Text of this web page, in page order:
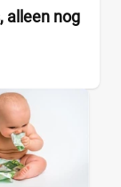
alleen nog